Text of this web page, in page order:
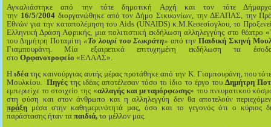
Αγκαλιάστηκε από την τότε δημοτική Αρχή και τον τότε
την 16/5/2004διοργανώθηκε από τον Δήμο Σικυωνίων, την ΔΕΑΠΑΣ, την
Εθνών για την καταπολέμηση τουAids (UNAIDS) κ.Μ.Κεσεσίογλου, το
Ελληνική Δράση Αφρικής, μια πολιτιστική εκδήλωση αλληλεγγύης στο θέατρο
του Δημήτρη Ποταμίτη «Το λουρί του Σωκράτη» από τηνΠαιδική Σκηνή
Γιαμπουράνη. Μία εξαιρετικά επιτυχημένη εκδήλωση τα
στο Ορφανοτροφείο «ΕΛΛΑΣ».
Ηιδέα της καινούργιας αυτής μέρας προτάθηκε από την Κ. Γιαμπουράνη, που
Μουλκίου.Πηγέςτης ιδέας αποτέλεσαν τόσο το ίδιο το έργο τουΔημήτρη
εμπεριείχε το στοιχείο της «αλλαγής και μεταμόρφωσης» του πνευματικού
στη φύση και στον άνθρωπο και η αλληλεγγύη δεν θα αποτελούν
πράξη μέσα στην καθημερινότητά μας, όσο και το γεγονός ότι ο κύριος
παράστασης ήταν τα παιδιά, το μέλλον μας.